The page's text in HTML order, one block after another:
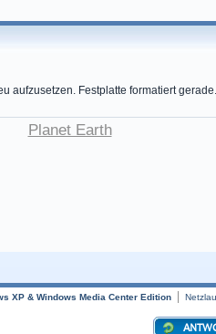
aufzusetzen. Festplatte formatiert gerade.
Planet Earth
XP & Windows Media Center Edition